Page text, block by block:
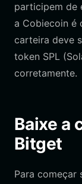
participem de
a Cobiecoin é
carteira deve
token SPL
corretamente.
Baixe a
Bitget
Para começar